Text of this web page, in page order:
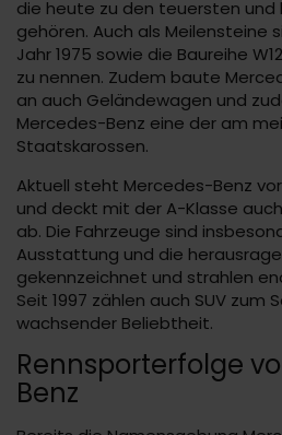
die heute zu den teuersten
gehören. Auch als Meilensteine
Jahr 1975 sowie die Baureihe
zu nennen. Zudem baute
an auch Geländewagen und
Mercedes-Benz eine der am
Staatskarossen.
Aktuell steht Mercedes-Benz
und deckt mit der A-Klasse
ab. Die Fahrzeuge sind
Ausstattung und die
gekennzeichnet und strahlen
Seit 1997 zählen auch SUV zum
wachsender Beliebtheit.
Rennsporterfolge
Benz